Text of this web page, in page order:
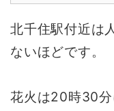
北千住駅付近は
ないほどです。
花火は20時30